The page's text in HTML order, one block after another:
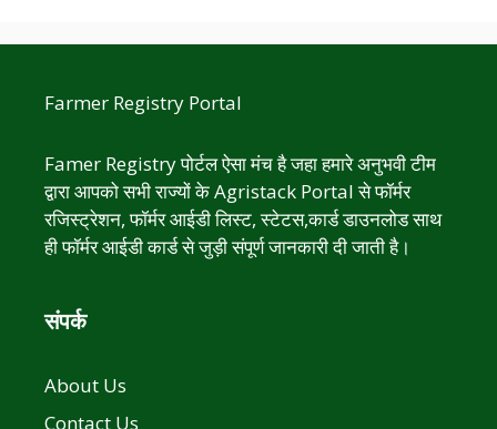
Farmer Registry Portal
Famer Registry पोर्टल ऐसा मंच है जहा हमारे अनुभवी टीम
द्वारा आपको सभी राज्यों के Agristack Portal से फॉर्मर
रजिस्ट्रेशन, फॉर्मर आईडी लिस्ट, स्टेटस,कार्ड डाउनलोड साथ
ही फॉर्मर आईडी कार्ड से जुड़ी संपूर्ण जानकारी दी जाती है।
संपर्क
About Us
Contact Us